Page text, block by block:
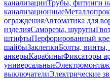
канализацииТрубы, фитинги
канализационные
огражденияАвтоматика для
изделияСаморезы, шурупы
штифтыПерфорированный
шайбыЗаклепкиБолты, винты,
анкерыКарабиныФиксаторы
универсальные
выключателиЭлектрические